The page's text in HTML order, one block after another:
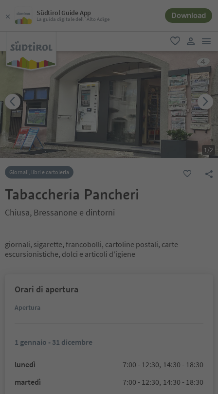
Südtirol Guide App
La guida digitale dell´Alto Adige Download
favoriti
user link
1/2
Giornali, libri e cartoleria
Tabaccheria Pancheri
Chiusa, Bressanone e dintorni
giornali, sigarette, francobolli, cartoline postali, carte
escursionistiche, dolci e articoli d'igiene
Orari di apertura
Apertura
1 gennaio - 31 dicembre
lunedì 7:00 - 12:30, 14:30 - 18:30
martedì
7:00 - 12:30, 14:30 - 18:30